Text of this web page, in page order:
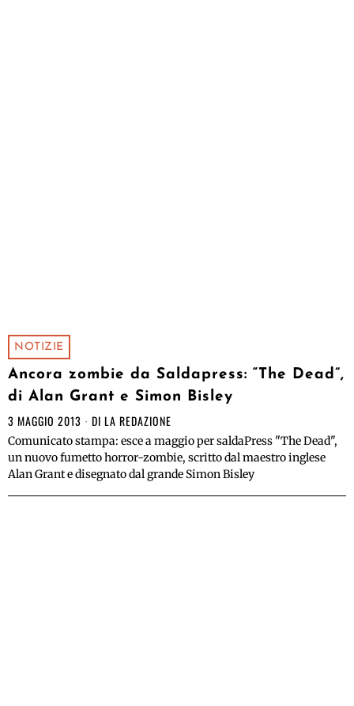
NOTIZIE
Ancora zombie da Saldapress: “The Dead”,
di Alan Grant e Simon Bisley
3 MAGGIO 2013 DI LA REDAZIONE
Comunicato stampa: esce a maggio per saldaPress "The Dead",
un nuovo fumetto horror-zombie, scritto dal maestro inglese
Alan Grant e disegnato dal grande Simon Bisley